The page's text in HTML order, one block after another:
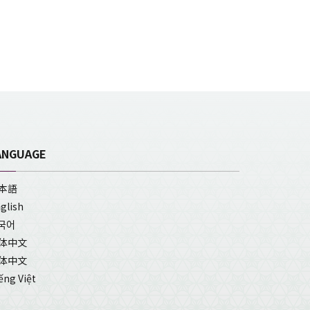
語
어
中文
中文
Việt